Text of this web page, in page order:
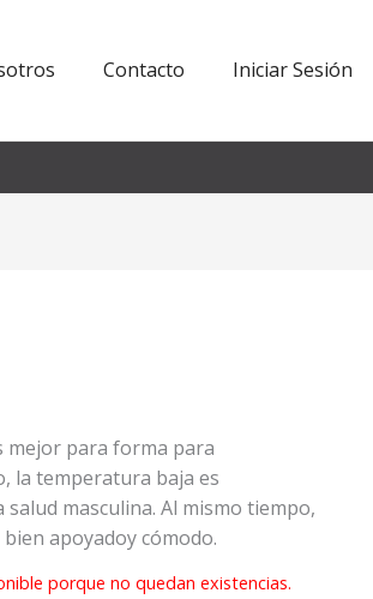
Contacto Iniciar Sesión
mejor para forma para
la temperatura baja es
salud masculina. Al mismo tiempo,
apoyadoy cómodo.
porque no quedan existencias.